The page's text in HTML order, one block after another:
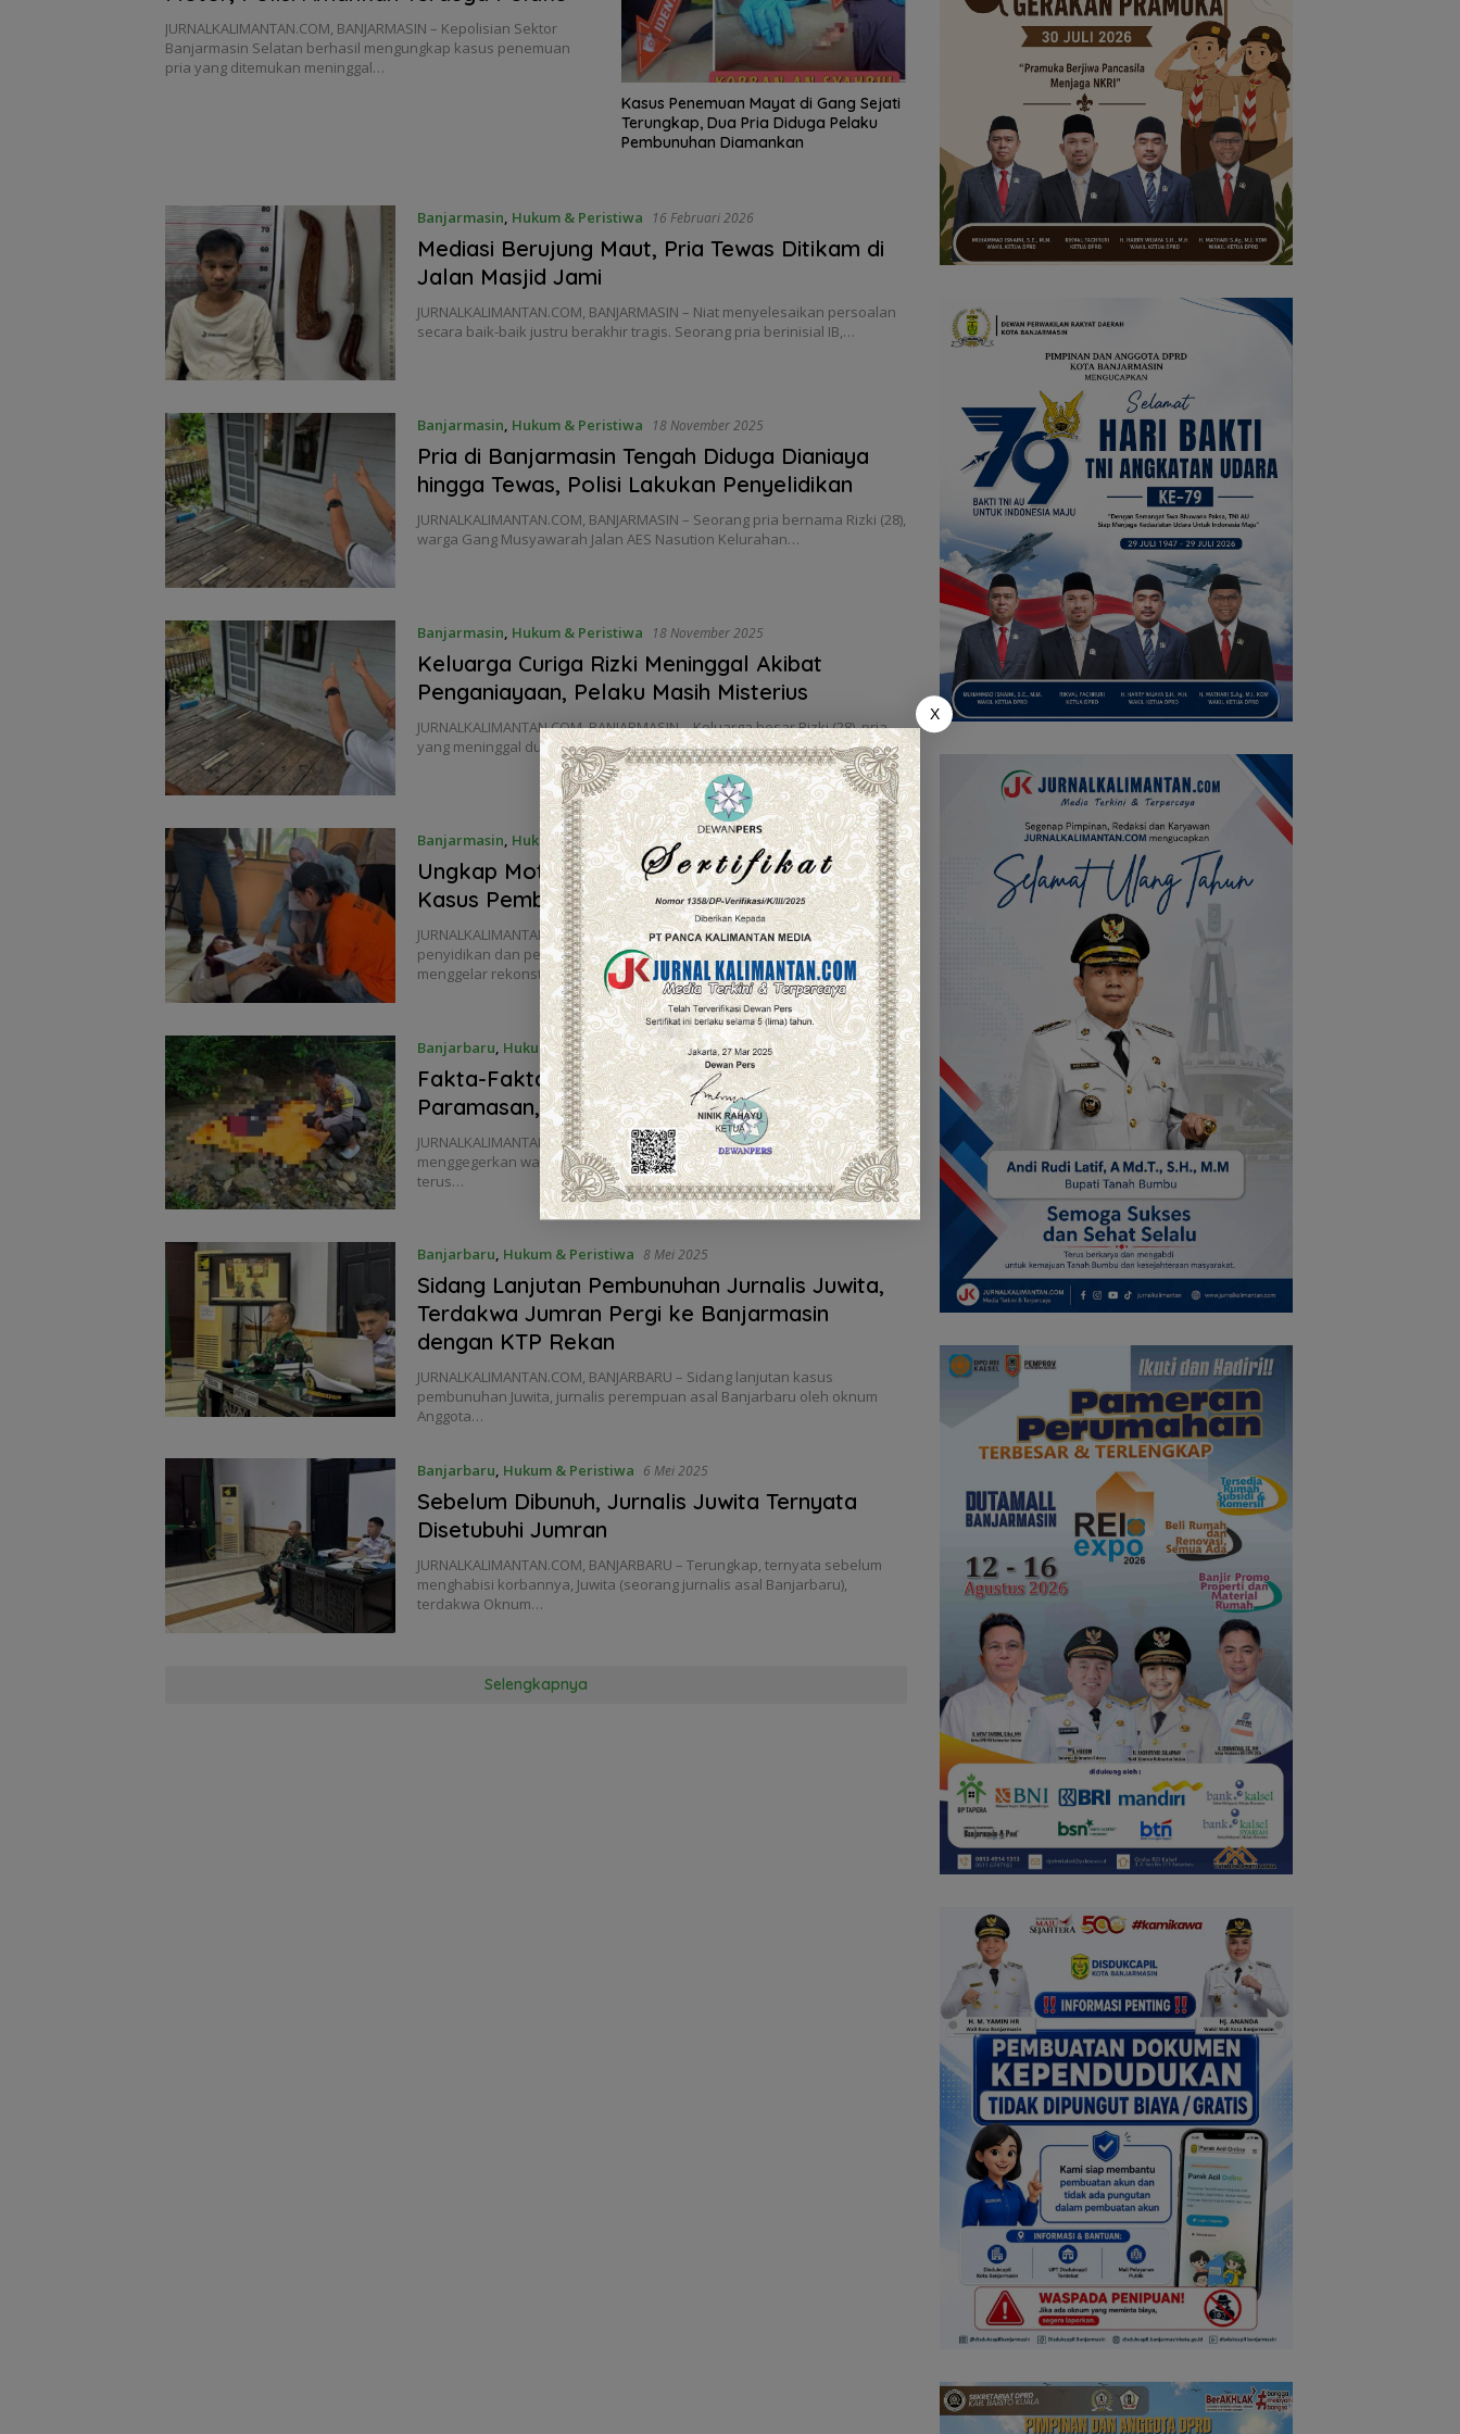
JURNALKALIMANTAN.COM, BANJARMASIN – Kepolisian Sektor
Banjarmasin Selatan berhasil mengungkap kasus penemuan
pria yang ditemukan meninggal…
Kasus Penemuan Mayat di Gang Sejati
Terungkap, Dua Pria Diduga Pelaku
Pembunuhan Diamankan
Banjarmasin Hukum & Peristiwa 16 Februari 2026
Mediasi Berujung Maut, Pria Tewas Ditikam di
Jalan Masjid Jami
JURNALKALIMANTAN.COM, BANJARMASIN – Niat menyelesaikan persoalan
secara baik-baik justru berakhir tragis. Seorang pria berinisial IB,…
Banjarmasin Hukum & Peristiwa 18 November 2025
Pria di Banjarmasin Tengah Diduga Dianiaya
hingga Tewas, Polisi Lakukan Penyelidikan
JURNALKALIMANTAN.COM, BANJARMASIN – Seorang pria bernama Rizki (28),
warga Gang Musyawarah Jalan AES Nasution Kelurahan…
Banjarmasin Hukum & Peristiwa 18 November 2025
Keluarga Curiga Rizki Meninggal Akibat
Penganiayaan, Pelaku Masih Misterius
JURNALKALIMANTAN.COM, BANJARMASIN – Keluarga besar Rizki (28), pria
yang meninggal dunia usai mendapat perawatan di…
Banjarmasin Hukum & Peristiwa 10 November 2025
Ungkap Motif Emosional Pelaku, Rekonstruksi
Kasus Pembunuhan Bidan di Kelayan A
JURNALKALIMANTAN.COM,BANJARMASIN – Sebagai bagian dari proses
penyidikan dan pembuktian hukum, Polsek Banjarmasin Selatan
menggelar rekonstruksi…
Banjarbaru Hukum & Peristiwa 19 Juli 2025
Fakta-Fakta Kasus Istri Bunuh Suami di
Paramasan, Kabupaten Banjar
JURNALKALIMANTAN.COM, BANJARBARU – Kasus pembunuhan yang
menggegerkan warga Dusun Uman, Desa Paramasan, Kabupaten Banjar,
terus…
Banjarbaru, Hukum & Peristiwa 8 Mei 2025
Sidang Lanjutan Pembunuhan Jurnalis Juwita,
Terdakwa Jumran Pergi ke Banjarmasin
dengan KTP Rekan
JURNALKALIMANTAN.COM, BANJARBARU – Sidang lanjutan kasus
pembunuhan Juwita, jurnalis perempuan asal Banjarbaru oleh oknum
Anggota…
Banjarbaru, Hukum & Peristiwa 6 Mei 2025
Sebelum Dibunuh, Jurnalis Juwita Ternyata
Disetubuhi Jumran
JURNALKALIMANTAN.COM, BANJARBARU – Terungkap, ternyata sebelum
menghabisi korbannya, Juwita (seorang jurnalis asal Banjarbaru),
terdakwa Oknum…
Selengkapnya
X